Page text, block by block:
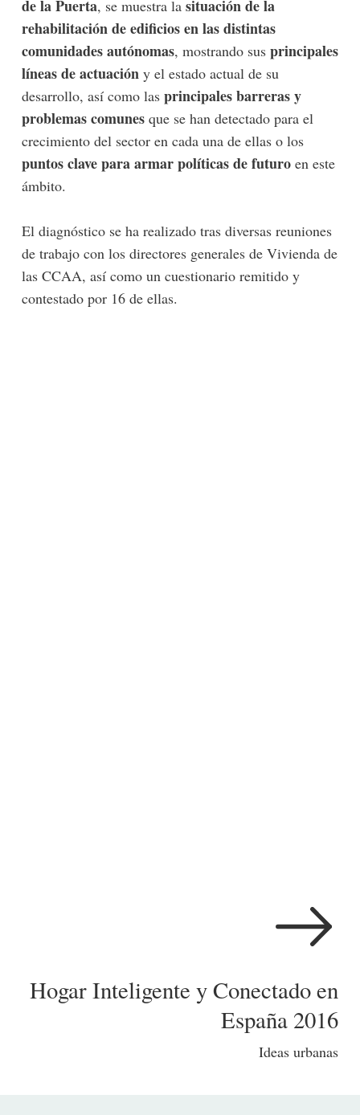
de la Puerta, se muestra la situación de la
rehabilitación de edificios en las distintas
comunidades autónomas, mostrando sus principales
líneas de actuación y el estado actual de su
desarrollo, así como las principales barreras y
problemas comunesque se han detectado para el
crecimiento del sector en cada una de ellas o los
puntos clave para armar políticas de futuroen este
ámbito.
El diagnóstico se ha realizado tras diversas reuniones
de trabajo con los directores generales de Vivienda de
las CCAA, así como un cuestionario remitido y
contestado por 16 de ellas.
Hogar Inteligente y Conectado en
España 2016
Ideas urbanas